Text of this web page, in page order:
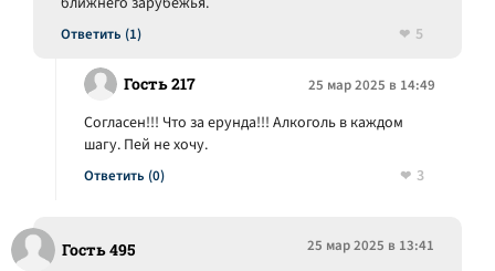
Ответить (1)
5
Гость 217 25 мар 2025 в 14:49
Ответить (0)
Согласен!!! Что за ерунда!!! Алкоголь в каждом
шагу. Пей не хочу.
3
Гость 495 25 мар 2025 в 13:41